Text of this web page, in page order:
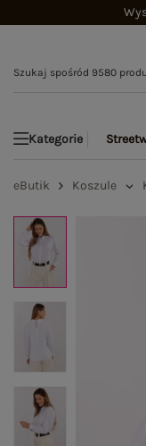
Kategorie
eButik Koszule